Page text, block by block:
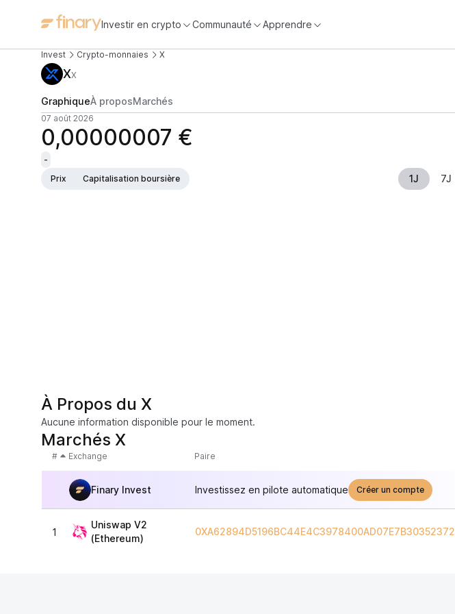
Investir en crypto Communauté Apprendre
Invest Crypto-monnaies X
XX
GraphiqueÀ proposMarchés
07 août 2026
0,00000007 €
-
Prix
Capitalisation boursière 1J 7J
À Propos du X
Aucune information disponible pour le moment.
Marchés X
# Exchange Paire
Finary Invest Investissez en pilote automatique Créer un compte
1
Uniswap V2
(Ethereum)
0XA62894D5196BC44E4C3978400AD07E7B30352372